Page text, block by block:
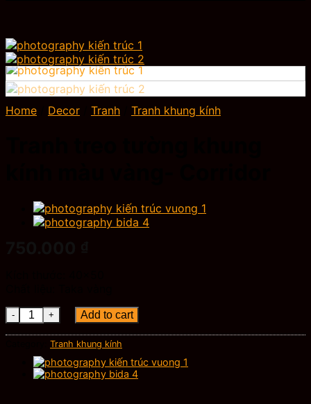
Home Decor Tranh Tranh khung kính
Tranh treo tường khung kính màu vàng- Corridor quantity
Add to cart
Tranh khung kính